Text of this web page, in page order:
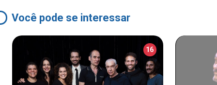
Você pode se interessar
16